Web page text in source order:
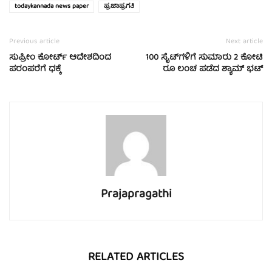
todaykannada news paper
ಪ್ರಜಾಪ್ರಗತಿ
Previous article
ಸುಪ್ರೀಂ ಕೋರ್ಟ್ ಆದೇಶದಿಂದ
ಪರಂಪರೆಗೆ ಧಕ್ಕೆ
Next article
100 ಸೈಟ್‍ಗಳಿಗೆ ಸುಮಾರು 2 ಕೋಟಿ
ರೂ ಲಂಚ ಪಡೆದ ಶ್ಯಾಮ್ ಭಟ್
Prajapragathi
RELATED ARTICLES